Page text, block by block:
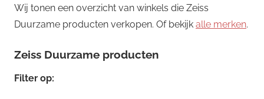
Wij tonen een overzicht van winkels die Zeiss
Duurzame producten verkopen. Of bekijk alle merken.
Zeiss Duurzame producten
Filter op: